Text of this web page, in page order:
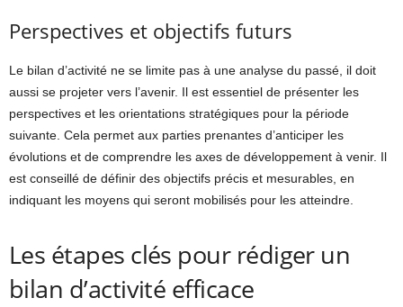
Perspectives et objectifs futurs
Le bilan d’activité ne se limite pas à une analyse du passé, il doit
aussi se projeter vers l’avenir. Il est essentiel de présenter les
perspectives et les orientations stratégiques pour la période
suivante. Cela permet aux parties prenantes d’anticiper les
évolutions et de comprendre les axes de développement à venir. Il
est conseillé de définir des objectifs précis et mesurables, en
indiquant les moyens qui seront mobilisés pour les atteindre.
Les étapes clés pour rédiger un
bilan d’activité efficace